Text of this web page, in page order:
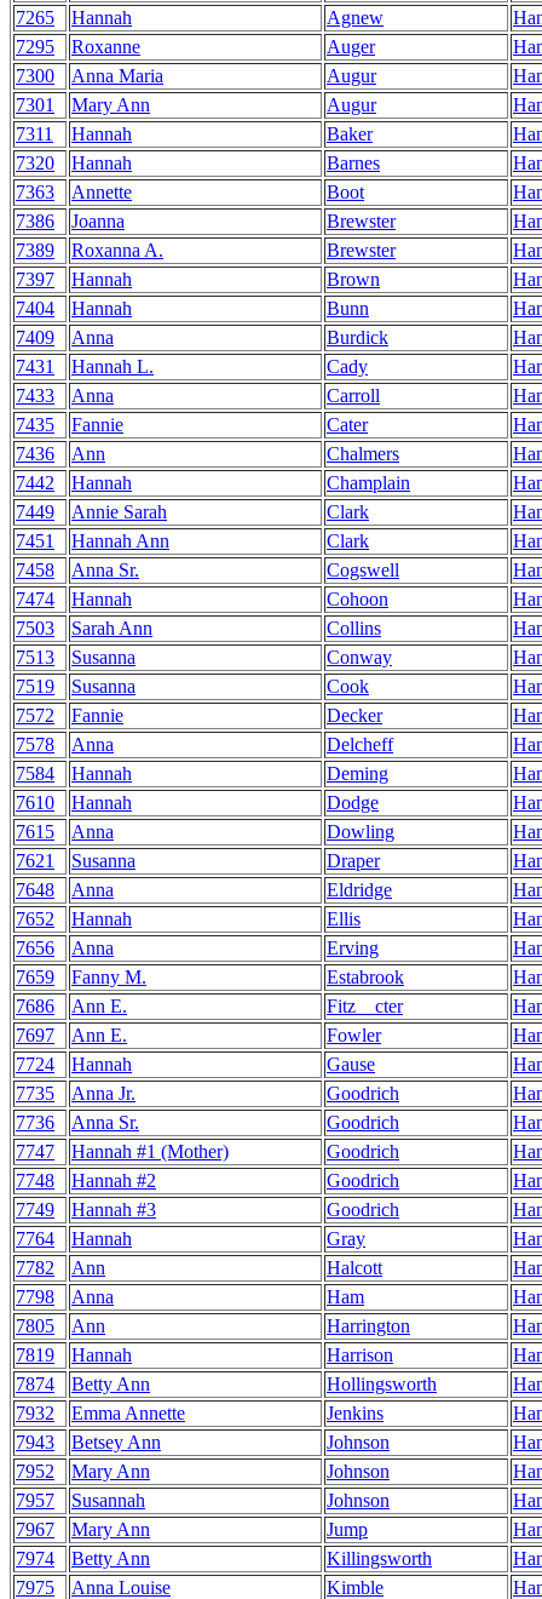
7265
Hannah Agnew
7295
Roxanne Auger
7300
Anna Maria Augur
7301
Mary Ann Augur
7311
Hannah Baker
7320
Hannah Barnes
7363
Annette Boot
7386
Joanna Brewster
7389
Roxanna A. Brewster
7397
Hannah Brown
7404
Hannah Bunn
7409
Anna Burdick
7431
Hannah L. Cady
7433
Anna Carroll
7435
Fannie Cater
7436
Ann Chalmers
7442
Hannah Champlain
7449
Annie Sarah Clark
7451
Hannah Ann Clark
7458
Anna Sr. Cogswell
7474
Hannah Cohoon
7503
Sarah Ann Collins
7513
Susanna Conway
7519
Susanna Cook
7572
Fannie Decker
7578
Anna Delcheff
7584
Hannah Deming
7610
Hannah Dodge
7615
Anna Dowling
7621
Susanna Draper
7648
Anna Eldridge
7652
Hannah Ellis
7656
Anna Erving
7659
Fanny M. Estabrook
7686
Ann E. Fitz__cter
7697
Ann E. Fowler
7724
Hannah Gause
7735
Anna Jr. Goodrich
7736
Anna Sr. Goodrich
7747
Hannah #1 (Mother) Goodrich
7748
Hannah #2 Goodrich
7749
Hannah #3 Goodrich
7764
Hannah Gray
7782
Ann Halcott
7798
Anna Ham
7805
Ann Harrington
7819
Hannah Harrison
7874
Betty Ann Hollingsworth
7932
Emma Annette Jenkins
7943
Betsey Ann Johnson
7952
Mary Ann Johnson
7957
Susannah Johnson
7967
Mary Ann Jump
7974
Betty Ann Killingsworth
7975
Anna Louise Kimble